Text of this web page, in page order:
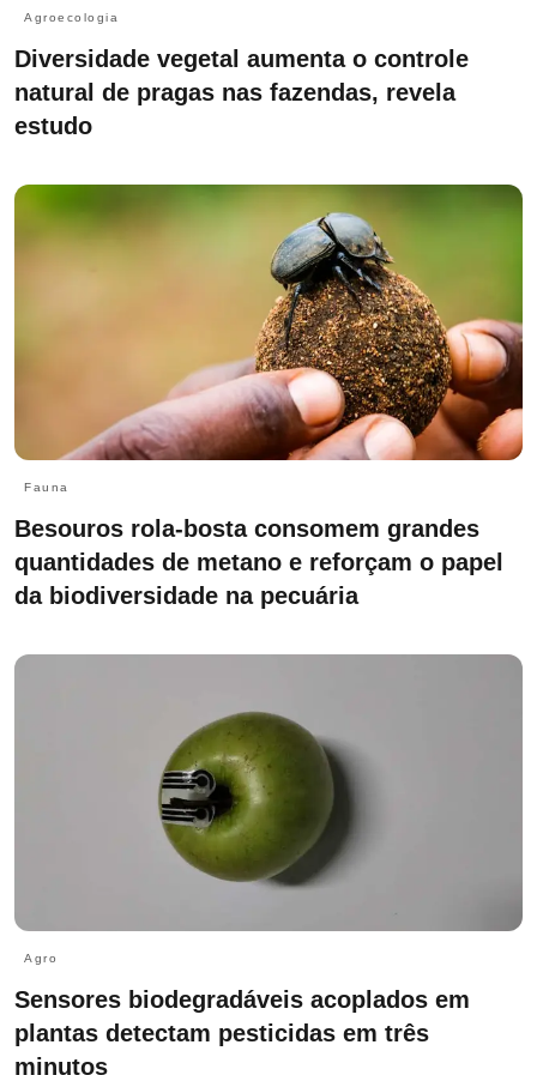
Agroecologia
Diversidade vegetal aumenta o controle
natural de pragas nas fazendas, revela
estudo
Fauna
Besouros rola-bosta consomem grandes
quantidades de metano e reforçam o papel
da biodiversidade na pecuária
Agro
Sensores biodegradáveis acoplados em
plantas detectam pesticidas em três
minutos